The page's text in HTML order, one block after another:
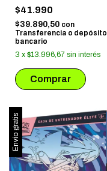
GOOMY
$41.990
$39.890,50 con
Transferencia o depósito
bancario
3 x $13.996,67 sin interés
Envío gratis